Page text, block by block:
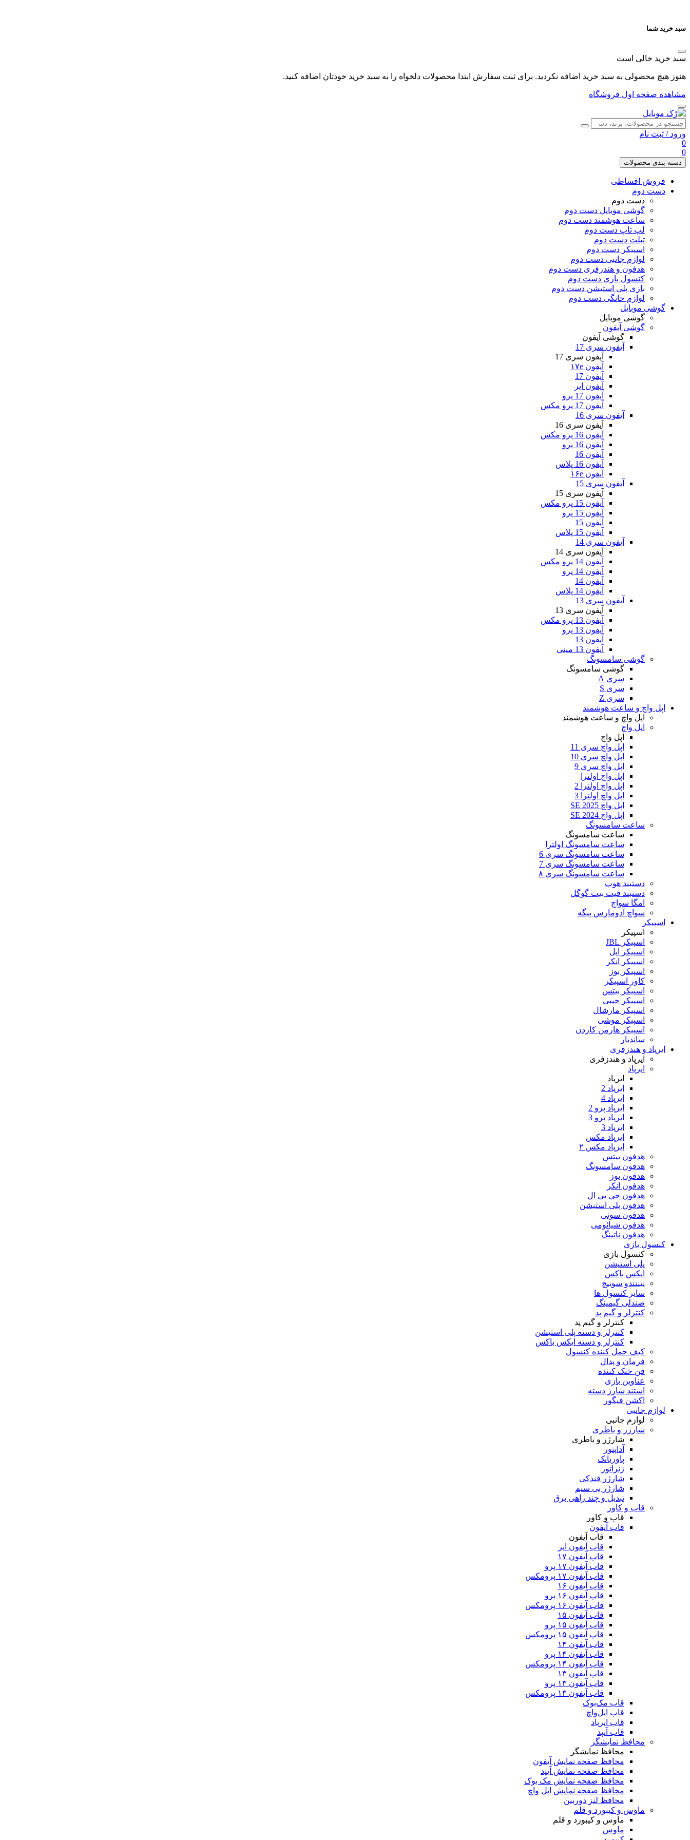
سبد خرید شما
سبد خرید خالی است
هنوز هیچ محصولی به سبد خرید اضافه نکردید. برای ثبت سفارش ابتدا محصولات دلخواه را به سبد خرید خودتان اضافه کنید.
مشاهده صفحه اول فروشگاه
ورود / ثبت نام
0
0
دسته بندی محصولات
فروش اقساطی
دست دوم
دست دوم
گوشی موبایل دست دوم
ساعت هوشمند دست دوم
لپ تاپ دست دوم
تبلت دست دوم
اسپیکر دست دوم
لوازم جانبی دست دوم
هدفون و هندزفری دست دوم
کنسول بازی دست دوم
بازی پلی استیشن دست دوم
لوازم خانگی دست دوم
گوشی موبایل
گوشی موبایل
گوشی آیفون
گوشی آیفون
آیفون سری 17
آیفون سری 17
آیفون ۱۷e
آیفون 17
آیفون ایر
آیفون 17 پرو
آیفون 17 پرو مکس
آیفون سری 16
آیفون سری 16
آیفون 16 پرو مکس
آیفون 16 پرو
آیفون 16
آیفون 16 پلاس
آیفون ۱۶e
آیفون سری 15
آیفون سری 15
آیفون 15 پرو مکس
آیفون 15 پرو
آیفون 15
آیفون 15 پلاس
آیفون سری 14
آیفون سری 14
آیفون 14 پرو مکس
آیفون 14 پرو
آیفون 14
آیفون 14 پلاس
آیفون سری 13
آیفون سری 13
آیفون 13 پرو مکس
آیفون 13 پرو
آیفون 13
آیفون 13 مینی
گوشی سامسونگ
گوشی سامسونگ
سری A
سری S
سری Z
اپل واچ و ساعت هوشمند
اپل واچ و ساعت هوشمند
اپل واچ
اپل واچ
اپل واچ سری 11
اپل واچ سری 10
اپل واچ سری 9
اپل واچ اولترا
اپل واچ اولترا 2
اپل واچ اولترا 3
اپل واچ SE 2025
اپل واچ SE 2024
ساعت سامسونگ
ساعت سامسونگ
ساعت سامسونگ اولترا
ساعت سامسونگ سری 6
ساعت سامسونگ سری 7
ساعت سامسونگ سری ۸
دستبند هوپ
دستبند فیت بیت گوگل
امگا سواچ
سواچ آدومارس پیگه
اسپیکر
اسپیکر
اسپیکر JBL
اسپیکر اپل
اسپیکر انکر
اسپیکر بوز
کاور اسپیکر
اسپیکر بیتس
اسپیکر جیبی
اسپیکر مارشال
اسپیکر موشی
اسپیکر هارمن کاردن
ساندبار
ایرپاد و هندزفری
ایرپاد و هندزفری
ایرپاد
ایرپاد
ایرپاد 2
ایرپاد 4
ایرپاد پرو 2
ایرپاد پرو 3
ایرپاد 3
ایرپاد مکس
ایرپاد مکس ۲
هدفون بیتس
هدفون سامسونگ
هدفون بوز
هدفون انکر
هدفون جی بی ال
هدفون پلی استیشن
هدفون سونی
هدفون شیائومی
هدفون ناتینگ
کنسول بازی
کنسول بازی
پلی استیشن
ایکس باکس
نینتندو سوییچ
سایر کنسول ها
صندلی گیمینگ
کنترلر و گیم پد
کنترلر و گیم پد
کنترلر و دسته پلی استیشن
کنترلر و دسته ایکس باکس
کیف حمل کننده کنسول
فرمان و پدال
فن خنک کننده
عناوین بازی
استند شارژ دسته
اکشن فیگور
لوازم جانبی
لوازم جانبی
شارژر و باطری
شارژر و باطری
آداپتور
پاوربانک
ژنراتور
شارژر فندکی
شارژر بی سیم
تبدیل و چند راهی برق
قاب و کاور
قاب و کاور
قاب آیفون
قاب آیفون
قاب آیفون ایر
قاب آیفون ۱۷
قاب آیفون ۱۷ پرو
قاب آیفون ۱۷ پرومکس
قاب آیفون ۱۶
قاب آیفون ۱۶ پرو
قاب آیفون ۱۶ پرومکس
قاب آیفون ۱۵
قاب آیفون ۱۵ پرو
قاب آیفون ۱۵ پرومکس
قاب آیفون ۱۴
قاب آیفون ۱۴ پرو
قاب آیفون ۱۴ پرومکس
قاب آیفون ۱۳
قاب آیفون ۱۳ پرو
قاب آیفون ۱۳ پرومکس
قاب مک‌بوک
قاب اپل‌واچ
قاب ایرپاد
قاب آیپد
محافظ نمایشگر
محافظ نمایشگر
محافظ صفحه نمایش آیفون
محافظ صفحه نمایش آیپد
محافظ صفحه نمایش مک بوک
محافظ صفحه نمایش اپل واچ
محافظ لنز دوربین
ماوس و کیبورد و قلم
ماوس و کیبورد و قلم
ماوس